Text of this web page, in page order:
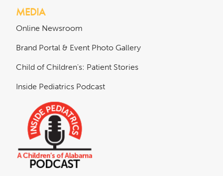
MEDIA
Online Newsroom
Brand Portal & Event Photo Gallery
Child of Children's: Patient Stories
Inside Pediatrics Podcast